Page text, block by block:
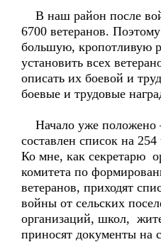
В наш район после
6700 ветеранов.
большую, кропотливую
установить всех
описать их боевой и
боевые и трудовые
Начало уже положено
составлен список на 254
Ко мне, как секретарю
комитета по
ветеранов, приходят
войны от сельских
организаций, школ,
приносят документы на